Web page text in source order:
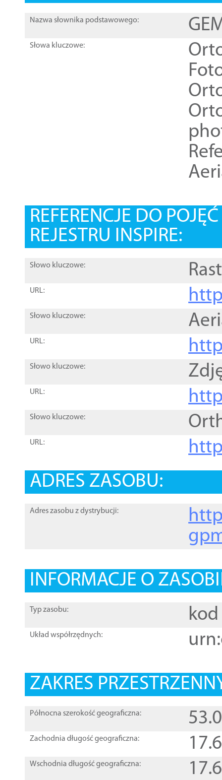
Nazwa słownika podstawowego:
Słowa kluczowe:
REFERENCJE DO
REJESTRU INSPIRE:
Słowo kluczowe:
URL:
Słowo kluczowe:
URL:
Słowo kluczowe:
URL:
Słowo kluczowe:
URL:
ADRES ZASOBU:
Adres zasobu z dystrybucji:
INFORMACJE O
Typ zasobu: kod
Układ współrzędnych:
ZAKRES
Północna szerokość geograficzna:
Zachodnia długość geograficzna:
Wschodnia długość geograficzna: